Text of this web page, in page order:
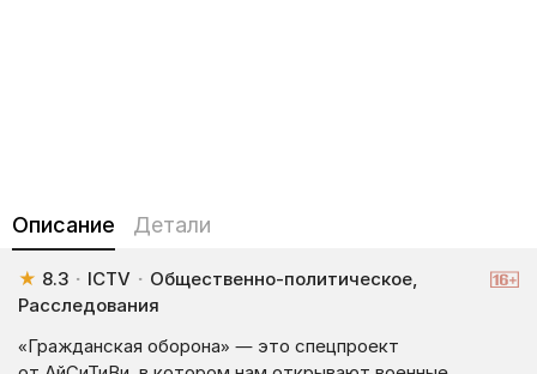
Описание Детали
★ 8.3 · ICTV · Общественно-политическое,
Расследования
«Гражданская оборона» — это спецпроект